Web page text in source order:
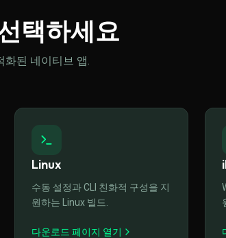
택하세요
화된 네이티브 앱.
Linux
수동 설정과 CLI 친화적 구성을 지
원하는 Linux 빌드.
다운로드 페이지 열기